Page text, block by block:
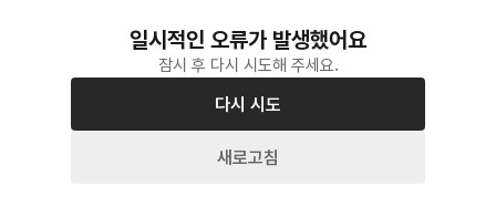
일시적인 오류가 발생했어요
잠시 후 다시 시도해 주세요.
다시 시도
새로고침